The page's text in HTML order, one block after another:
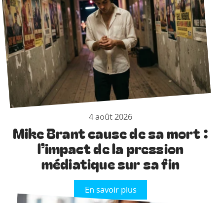
4 août 2026
Mike Brant cause de sa mort :
l’impact de la pression
médiatique sur sa fin
En savoir plus